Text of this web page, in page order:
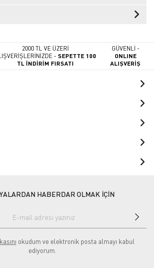
2000 TL VE ÜZERİ
-SEPETTE 100
TL İNDİRİM FIRSATI
GÜVENLİ -
ONLINE
ALIŞVERİŞ
HABERDAR OLMAK İÇİN
okudum ve elektronik posta almayı kabul
ediyorum.